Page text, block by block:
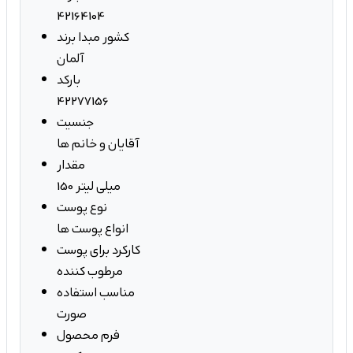
42164104
کشور مبدا برند
آلمان
بارکد
42277156
جنسیت
آقایان و خانم ها
مقدار
150 میلی لیتر
نوع پوست
انواع پوست ها
کارکرد برای پوست
مرطوب کننده
مناسب استفاده
صورت
فرم محصول